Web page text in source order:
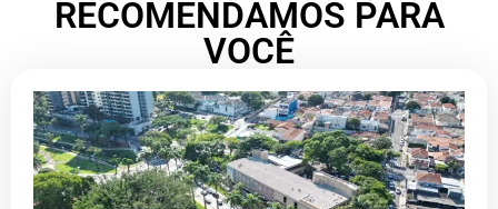
RECOMENDAMOS PARA
VOCÊ